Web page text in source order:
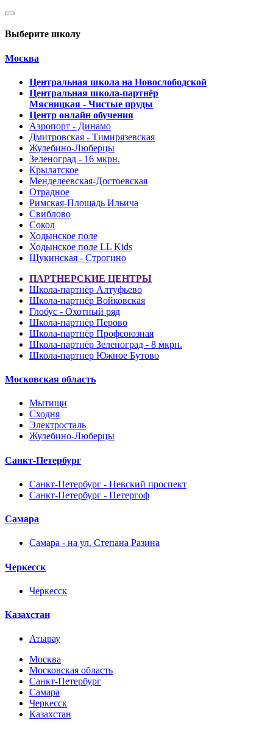
Выберите школу
Москва
Центральная школа на Новослободской
Центральная школа-партнёр
Мясницкая - Чистые пруды
Центр онлайн обучения
Аэропорт - Динамо
Дмитровская - Тимирязевская
Жулебино-Люберцы
Зеленоград - 16 мкрн.
Крылатское
Менделеевская-Достоевская
Отрадное
Римская-Площадь Ильича
Свиблово
Сокол
Ходынское поле
Ходынское поле LL Kids
Щукинская - Строгино
ПАРТНЕРСКИЕ ЦЕНТРЫ
Школа-партнёр Алтуфьево
Школа-партнёр Войковская
Глобус - Охотный ряд
Школа-партнёр Перово
Школа-партнёр Профсоюзная
Школа-партнёр Зеленоград - 8 мкрн.
Школа-партнер Южное Бутово
Московская область
Мытищи
Сходня
Электросталь
Жулебино-Люберцы
Санкт-Петербург
Санкт-Петербург - Невский проспект
Санкт-Петербург - Петергоф
Самара
Самара - на ул. Степана Разина
Черкесск
Черкесск
Казахстан
Атырау
Москва
Московская область
Санкт-Петербург
Самара
Черкесск
Казахстан